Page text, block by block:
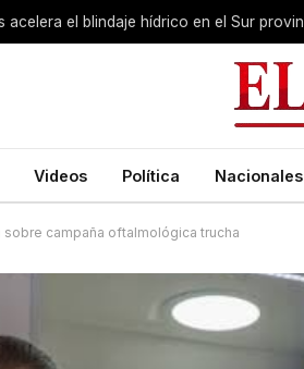
Videos Política Nacionales
sobre campaña oftalmológica trucha